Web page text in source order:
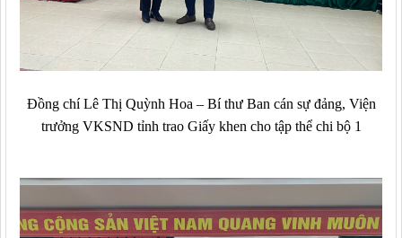
Đồng chí Lê Thị Quỳnh Hoa – Bí thư Ban cán sự đảng, Viện
trưởng VKSND tỉnh trao Giấy khen cho tập thể chi bộ 1